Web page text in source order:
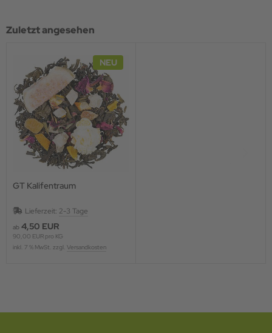
Zuletzt angesehen
NEU
GT Kalifentraum
Lieferzeit: 2-3 Tage
ab 4,50 EUR
90,00 EUR pro KG
inkl. 7 % MwSt. zzgl. Versandkosten